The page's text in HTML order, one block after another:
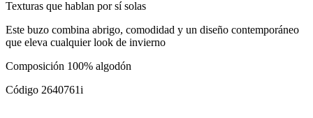
Texturas que hablan por sí solas
Este buzo combina abrigo, comodidad y un diseño contemporáneo
que eleva cualquier look de invierno
Composición 100% algodón
Código 2640761i